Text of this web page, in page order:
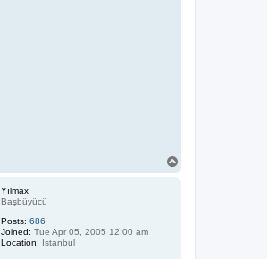
Yılmax
Başbüyücü
Posts: 686
Joined: Tue Apr 05, 2005 12:00 am
Location: İstanbul